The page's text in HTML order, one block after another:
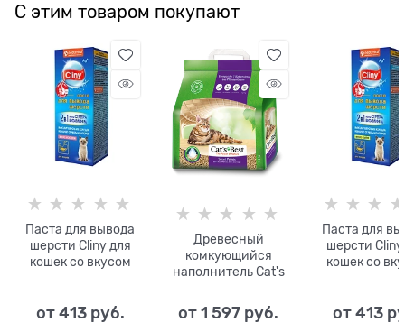
С этим товаром покупают
Паста для вывода
шерсти Cliny для
кошек со вкусом
от 413 руб.
Древесный
комкующийся
наполнитель Cat's
(Nature Gold)
от1 597 руб.
Паста для
шерсти Cliny
кошек со
от 413